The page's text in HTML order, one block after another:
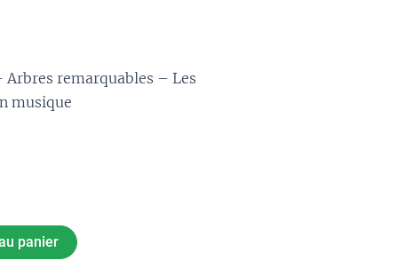
remarquables – Les
musique
panier